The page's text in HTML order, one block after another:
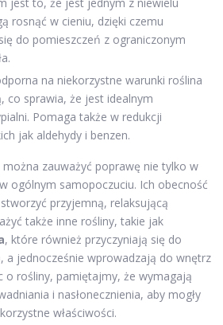
rosnąć w cieniu, dzięki czemu
do pomieszczeń z ograniczonym
na niekorzystne warunki roślina
co sprawia, że jest idealnym
Pomaga także w redukcji
jak aldehydy i benzen.
zauważyć poprawę nie tylko w
ogólnym samopoczuciu. Ich obecność
przyjemną, relaksującą
także inne rośliny, takie jak
, które również przyczyniają się do
a jednocześnie wprowadzają do wnętrz
o rośliny, pamiętajmy, że wymagają
i nasłonecznienia, aby mogły
właściwości.